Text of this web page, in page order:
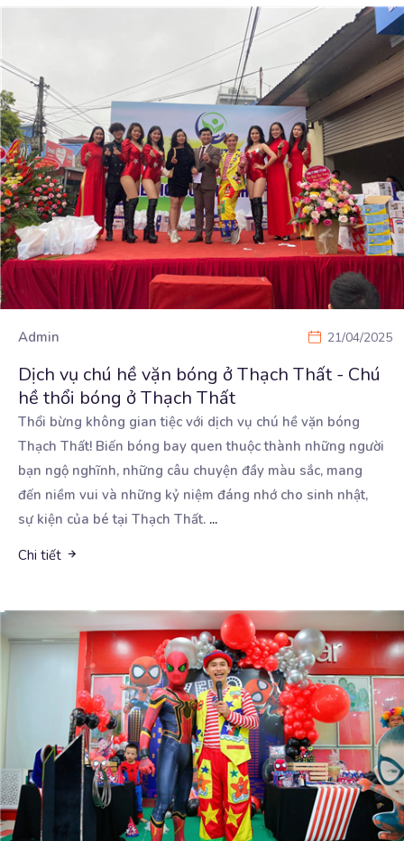
Admin 21/04/2025
Dịch vụ chú hề vặn bóng ở Thạch Thất - Chú
hề thổi bóng ở Thạch Thất
Thổi bừng không gian tiệc với dịch vụ chú hề vặn bóng
Thạch Thất! Biến bóng bay quen thuộc thành những người
bạn ngộ nghĩnh, những câu chuyện đầy màu sắc, mang
đến niềm vui và những kỷ niệm đáng nhớ cho sinh nhật,
sự kiện của bé tại Thạch Thất. ...
Chi tiết